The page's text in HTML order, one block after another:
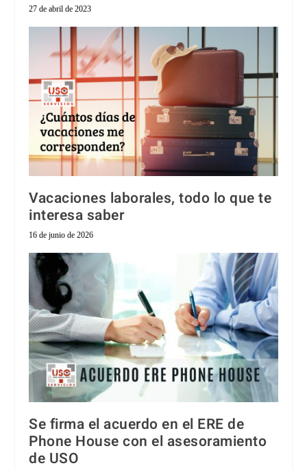
27 de abril de 2023
Vacaciones laborales, todo lo que te
interesa saber
16 de junio de 2026
Se firma el acuerdo en el ERE de
Phone House con el asesoramiento
de USO